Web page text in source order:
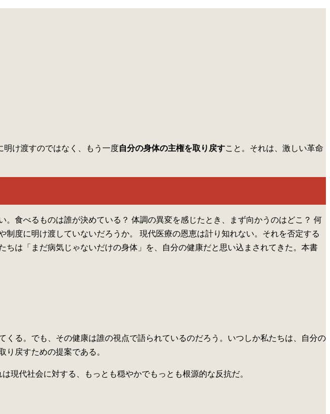
明け渡すのではなく、もう一度自分の身体の主権を取り戻すこと。それは、激しい革命
食べるものは誰が決めている？ 体調の異変を感じたとき、まず向かうのはどこ？ 何
度に明け渡していないだろうか。
現代医療の恩恵は計り知れない。それを否定する
ちは「まだ病気じゃないだけの身体」を、自分の健康だと思い込まされてきた。本書
る。でも、その健康は誰の視点で語られているのだろう。いつしか私たちは、自分の
戻すための提案である。
現代社会に対する、もっとも穏やかでもっとも根源的な反抗だ。